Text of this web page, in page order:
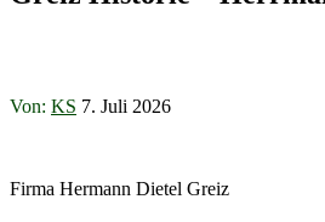
Von: KS 7. Juli 2026
Firma Hermann Dietel​ Greiz